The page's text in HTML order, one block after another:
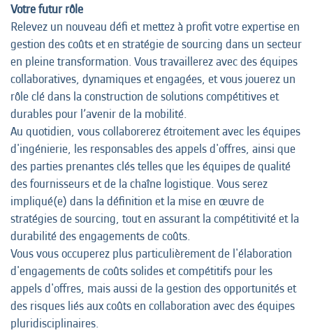
Votre futur rôle
Relevez un nouveau défi et mettez à profit votre expertise en
gestion des coûts et en stratégie de sourcing dans un secteur
en pleine transformation. Vous travaillerez avec des équipes
collaboratives, dynamiques et engagées, et vous jouerez un
rôle clé dans la construction de solutions compétitives et
durables pour l’avenir de la mobilité.
Au quotidien, vous collaborerez étroitement avec les équipes
d'ingénierie, les responsables des appels d'offres, ainsi que
des parties prenantes clés telles que les équipes de qualité
des fournisseurs et de la chaîne logistique. Vous serez
impliqué(e) dans la définition et la mise en œuvre de
stratégies de sourcing, tout en assurant la compétitivité et la
durabilité des engagements de coûts.
Vous vous occuperez plus particulièrement de l'élaboration
d'engagements de coûts solides et compétitifs pour les
appels d'offres, mais aussi de la gestion des opportunités et
des risques liés aux coûts en collaboration avec des équipes
pluridisciplinaires.